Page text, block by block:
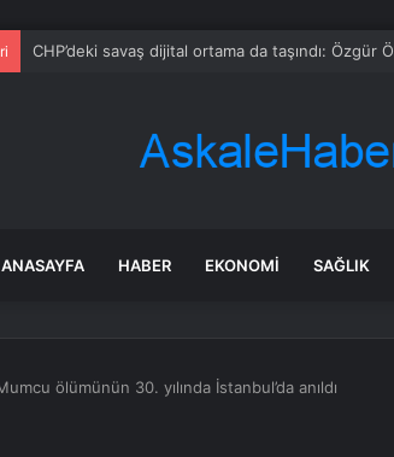
İstanbul’da 128 yeni noktaya daha EDS geliyor
ANASAYFA HABER EKONOMI SAĞLIK
ölümünün 30. yılında İstanbul’da anıldı